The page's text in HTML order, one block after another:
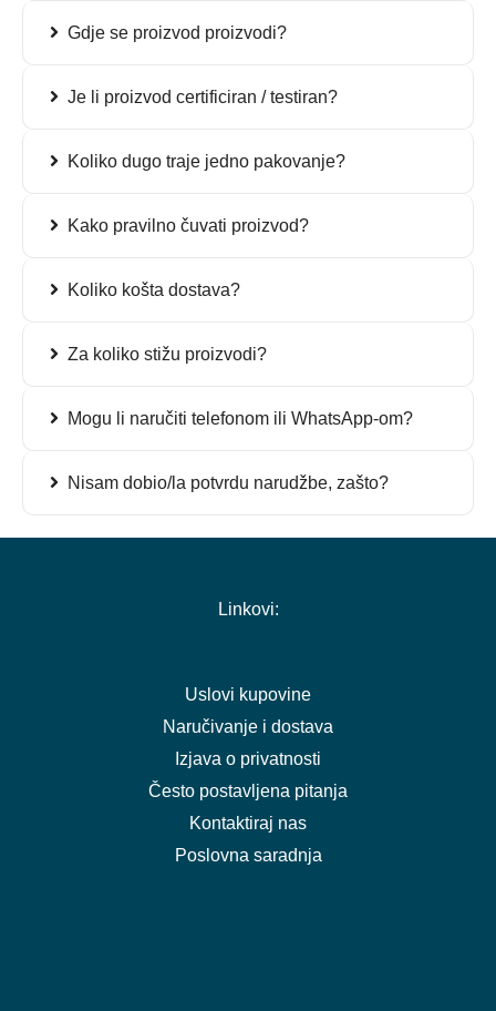
Gdje se proizvod proizvodi?
Je li proizvod certificiran / testiran?
Koliko dugo traje jedno pakovanje?
Kako pravilno čuvati proizvod?
Koliko košta dostava?
Za koliko stižu proizvodi?
Mogu li naručiti telefonom ili WhatsApp-om?
Nisam dobio/la potvrdu narudžbe, zašto?
Linkovi:
Uslovi kupovine
Naručivanje i dostava
Izjava o privatnosti
Često postavljena pitanja
Kontaktiraj nas
Poslovna saradnja